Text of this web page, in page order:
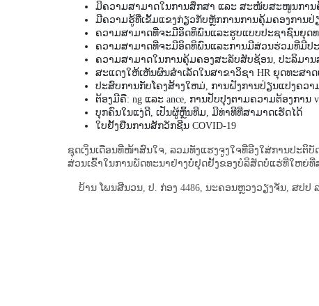
ມີຄວາມສາມາດໃນການສຶກສາ ແລະ ສະໜັບສະໜູນການ
ມີ​ຄວາມ​ຮູ້​ທີ່​ເຂັ້ມ​ແຂງ​ກ່ຽວ​ກັບ​ຫຼັກ​ການ​ການ​ຄຸ້ມ​ຄອງ​ການ​ປ່
ຄວາມ​ສາ​ມາດ​ທີ່​ຈະ​ມີ​ອິດ​ທິ​ພົນ​ແລະ​ຮູບ​ແບບ​ປະ​ຊາ​ຊົນ​ຍຸດ​
ຄວາມ​ສາ​ມາດ​ທີ່​ຈະ​ມີ​ອິດ​ທິ​ພົນ​ແລະ​ການ​ມີ​ສ່ວນ​ຮ່ວມ​ທີ່​ມີ​ປ
ຄວາມ​ສາ​ມາດ​ໃນ​ການ​ຄຸ້ມ​ຄອງ​ສະ​ລັບ​ສັບ​ຊ້ອນ​, ປະ​ລິ​ມາ
ສະແດງໃຫ້ເຫັນຜົນສໍາເລັດໃນສາຂາວິຊາ HR ຍຸດທະສາ
ປະສົບການກັບໂຄງສ້າງໃຫມ່, ການຝັງການປ່ຽນແປງຄວ
ຕ້ອງມີຄື: ng ແລະ ance, ການປັບປຸງຕາມຄວາມຕ້ອງການ
ບຸກ​ຄົນ​ໃນ​ແງ່​ດີ, ເປັນ​ຜູ້​ຫຼິ້ນ​ທີມ, ມີ​ທ່າ​ທີ​ທີ່​ສາ​ມາດ​ເຮັດ​ໄດ້
ໃບຢັ້ງຢືນການສັກວັກຊີນ COVID-19
ຊຸດເງິນເດືອນທີ່ໜ້າສົນໃຈ, ລວມທັງແຮງຈູງໃຈທີ່ອີງໃສ່ການປະ
ສ່ວນ​ເຂົ້າ​ໃນ​ການ​ພັດທະນາ​ຢ່າງ​ບໍ່​ຢຸດ​ຢັ້ງ​ຂອງ​ບໍລິສັດ​ບໍ່​ແຮ່​ທີ່​ໃຫຍ່​ທີ່​
ບ້ານ ໂພນສີນວນ, ປ. ກ່ອງ 4486, ນະຄອນຫຼວງວຽງຈັນ, ສປປ ລ